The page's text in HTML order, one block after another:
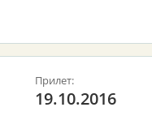
Прилет:
19.10.2016